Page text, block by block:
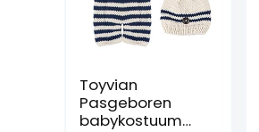
Toyvian
Pasgeboren
babykostuum